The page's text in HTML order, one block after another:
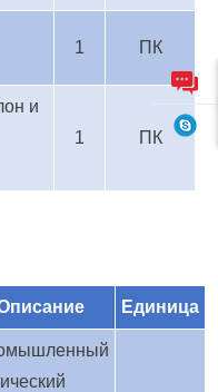
1 ПК
и
1 ПК
Единица